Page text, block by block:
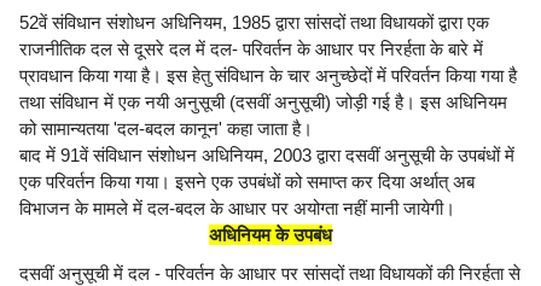
52वें संविधान संशोधन अधिनियम, 1985 द्वारा सांसदों तथा विधायकों द्वारा एक
राजनीतिक दल से दूसरे दल में दल- परिवर्तन के आधार पर निरर्हता के बारे में
प्रावधान किया गया है। इस हेतु संविधान के चार अनुच्छेदों में परिवर्तन किया गया है
तथा संविधान में एक नयी अनुसूची (दसवीं अनुसूची) जोड़ी गई है। इस अधिनियम
को सामान्यतया 'दल-बदल कानून' कहा जाता है।
बाद में 91वें संविधान संशोधन अधिनियम, 2003 द्वारा दसवीं अनुसूची के उपबंधों में
एक परिवर्तन किया गया। इसने एक उपबंधों को समाप्त कर दिया अर्थात् अब
विभाजन के मामले में दल-बदल के आधार पर अयोग्ता नहीं मानी जायेगी।
अधिनियम के उपबंध
दसवीं अनुसूची में दल - परिवर्तन के आधार पर सांसदों तथा विधायकों की निरर्हता से